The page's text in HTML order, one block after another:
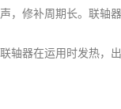
，修补周期长。联轴
轴器在运用时发热，